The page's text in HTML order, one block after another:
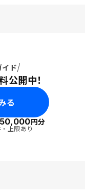
ド
公開中！
る
50,000円分
上限あり